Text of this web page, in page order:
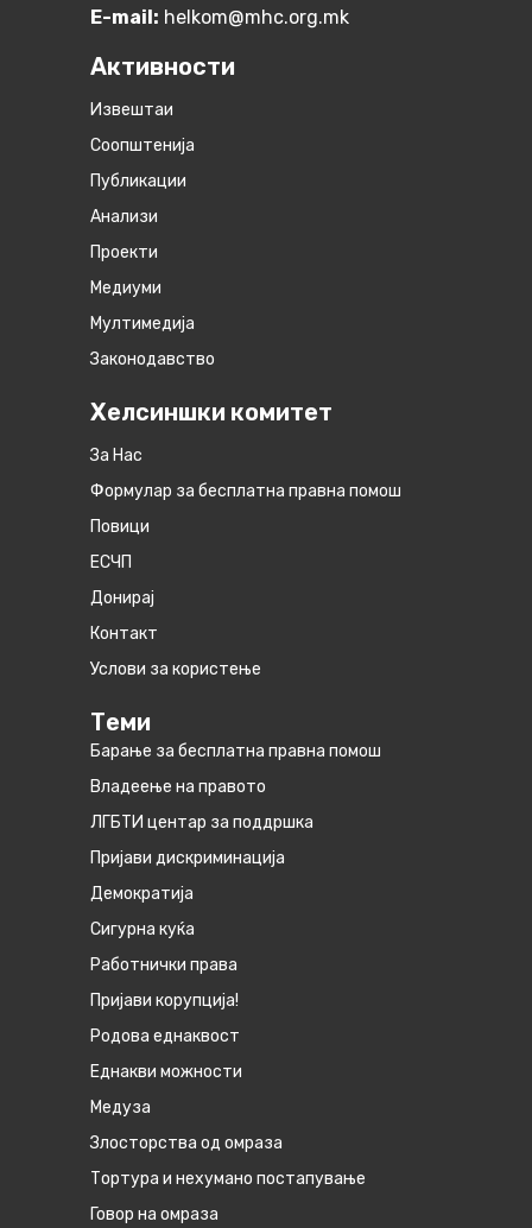
E-mail: helkom@mhc.org.mk
Активности
Извештаи
Соопштенија
Публикации
Анализи
Проекти
Медиуми
Мултимедија
Законодавство
Хелсиншки комитет
За Нас
Формулар за бесплатна правна помош
Повици
ЕСЧП
Донирај
Контакт
Услови за користење
Теми
Барање за бесплатна правна помош
Владеење на правото
ЛГБТИ центар за поддршка
Пријави дискриминација
Демократија
Сигурна куќа
Работнички права
Пријави корупција!
Родова еднаквост
Eднакви можности
Медуза
Злосторства од омраза
Тортура и нехумано постапување
Говор на омраза